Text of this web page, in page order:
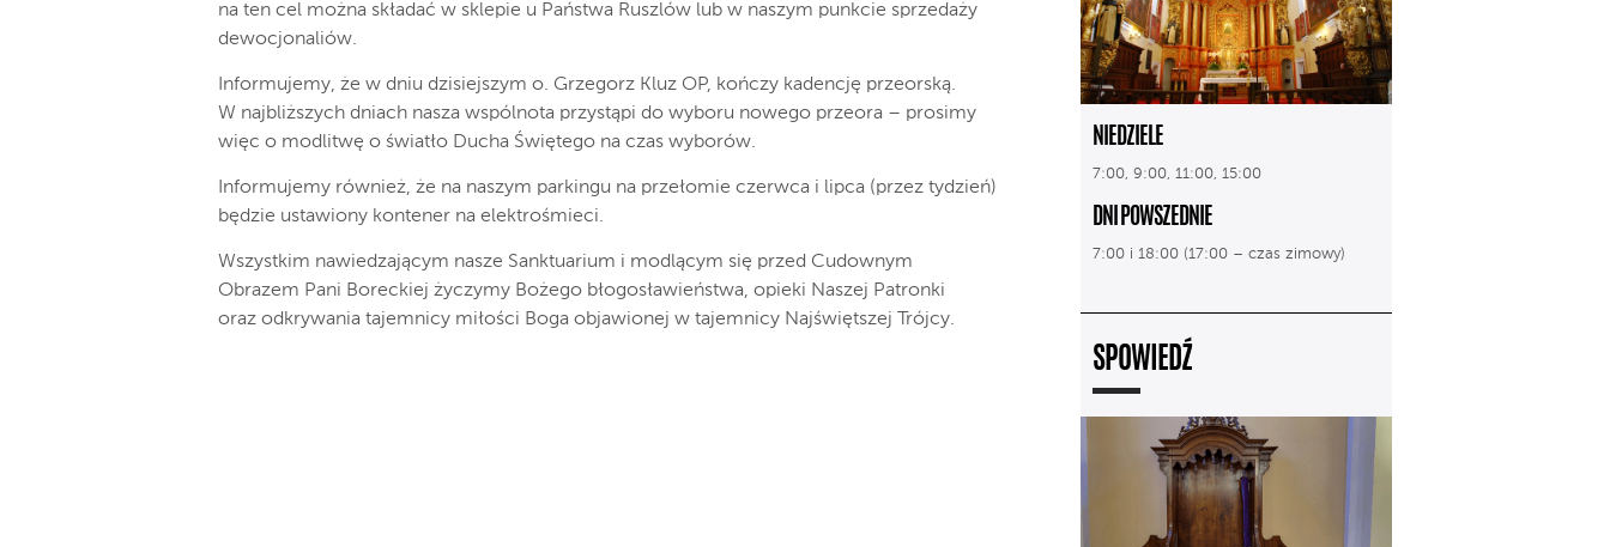
na ten cel można składać w sklepie u Państwa Ruszlów lub w naszym punkcie sprzedaży
dewocjonaliów.
Informujemy, że w dniu dzisiejszym o. Grzegorz Kluz OP, kończy kadencję przeorską.
W najbliższych dniach nasza wspólnota przystąpi do wyboru nowego przeora – prosimy
więc o modlitwę o światło Ducha Świętego na czas wyborów.
Informujemy również, że na naszym parkingu na przełomie czerwca i lipca (przez tydzień)
będzie ustawiony kontener na elektrośmieci.
Wszystkim nawiedzającym nasze Sanktuarium i modlącym się przed Cudownym
Obrazem Pani Boreckiej życzymy Bożego błogosławieństwa, opieki Naszej Patronki
oraz odkrywania tajemnicy miłości Boga objawionej w tajemnicy Najświętszej Trójcy.
NIEDZIELE
7:00, 9:00, 11:00, 15:00
DNI POWSZEDNIE
7:00 i 18:00 (17:00 – czas zimowy)
SPOWIEDŹ